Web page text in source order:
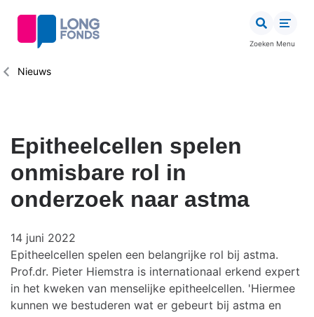
inhoud
Zoeken Menu
Kruimelpad
Nieuws
Epitheelcellen spelen
onmisbare rol in
onderzoek naar astma
14 juni 2022
Epitheelcellen spelen een belangrijke rol bij astma.
Prof.dr. Pieter Hiemstra is internationaal erkend expert
in het kweken van menselijke epitheelcellen. 'Hiermee
kunnen we bestuderen wat er gebeurt bij astma en